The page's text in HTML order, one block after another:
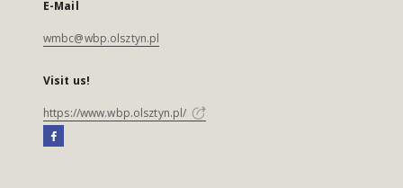
E-Mail
wmbc@wbp.olsztyn.pl
Visit us!
https://www.wbp.olsztyn.pl/